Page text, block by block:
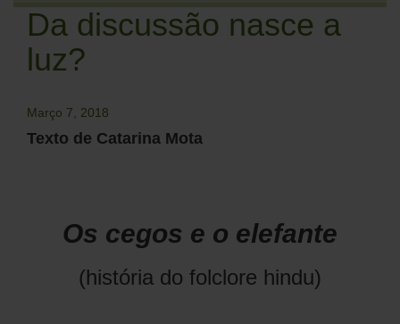
Da discussão nasce a
luz?
Março 7, 2018
Texto de Catarina Mota
Os cegos e o elefante
(história do folclore hindu)